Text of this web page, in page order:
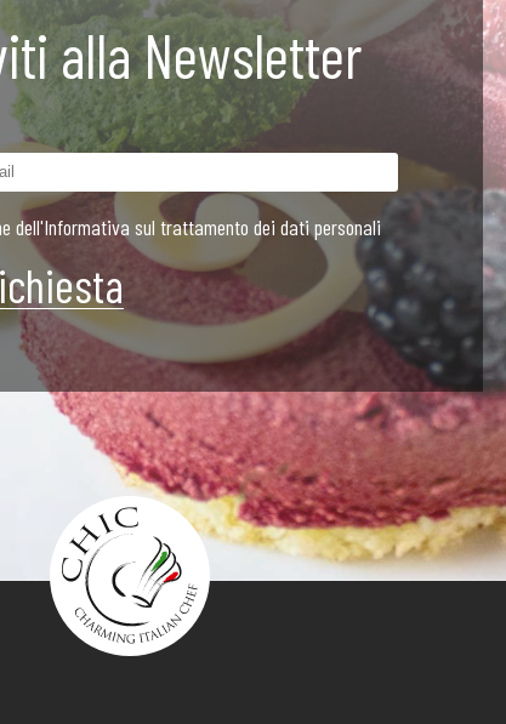
alla Newsletter
dell'Informativa sul trattamento dei dati personali